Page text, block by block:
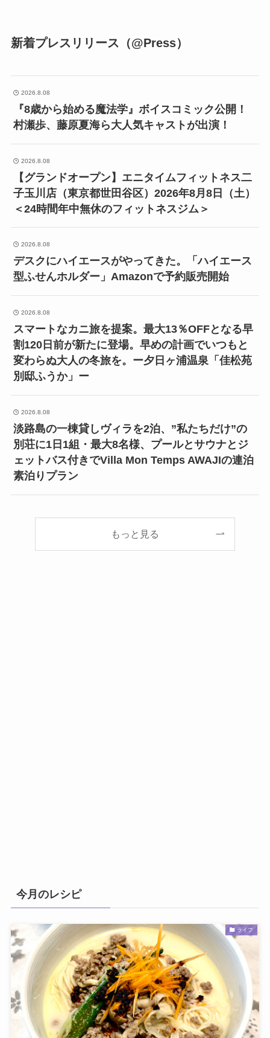
新着プレスリリース（@Press）
2026.8.08
『8歳から始める魔法学』ボイスコミック公開！
村瀬歩、藤原夏海ら大人気キャストが出演！
2026.8.08
【グランドオープン】エニタイムフィットネス二
子玉川店（東京都世田谷区）2026年8月8日（土）
＜24時間年中無休のフィットネスジム＞
2026.8.08
デスクにハイエースがやってきた。「ハイエース
型ふせんホルダー」Amazonで予約販売開始
2026.8.08
スマートなカニ旅を提案。最大13％OFFとなる早
割120日前が新たに登場。早めの計画でいつもと
変わらぬ大人の冬旅を。ー夕日ヶ浦温泉「佳松苑
別邸ふうか」ー
2026.8.08
淡路島の一棟貸しヴィラを2泊、”私たちだけ”の
別荘に1日1組・最大8名様、プールとサウナとジ
ェットバス付きでVilla Mon Temps AWAJIの連泊
素泊りプラン
もっと見る
今月のレシピ
ライフ